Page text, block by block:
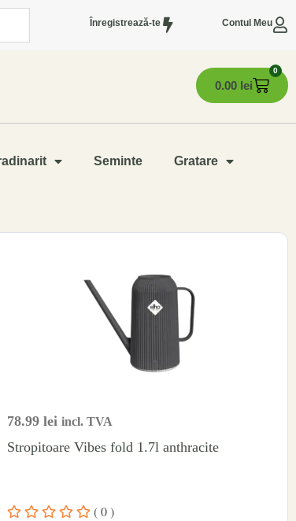
Înregistrează-te Contul Meu
0.00 lei
0
Seminte Gratare
78.99lei incl. TVA
Stropitoare Vibes fold 1.7l anthracite
( 0 )